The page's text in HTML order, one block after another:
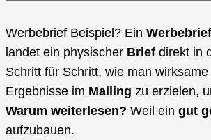
Werbebrief Beispiel? Ein Werbebrief
landet ein physischer Brief direkt in
Schritt für Schritt, wie man wirksame
Ergebnisse im Mailing zu erzielen,
Warum weiterlesen? Weil ein gut
aufzubauen.